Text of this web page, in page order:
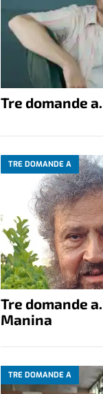
Tre domande
TRE DOMANDE A
Tre domande
Manina
TRE DOMANDE A